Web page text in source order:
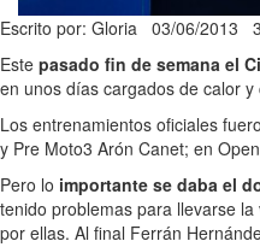
Escrito por: Gloria 03/06/2013
Este pasado fin de semana el
en unos días cargados de calor
Los entrenamientos oficiales
y Pre Moto3 Arón Canet; en
Pero lo importante se daba el
tenido problemas para llevarse
por ellas. Al final Ferrán